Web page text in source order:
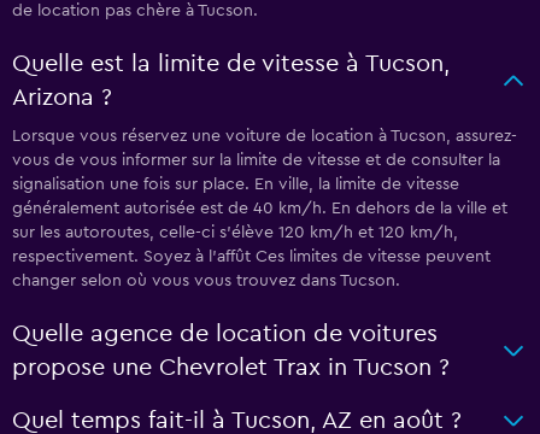
de location pas chère à Tucson.
Quelle est la limite de vitesse à Tucson,
Arizona ?
Lorsque vous réservez une voiture de location à Tucson, assurez-
vous de vous informer sur la limite de vitesse et de consulter la
signalisation une fois sur place. En ville, la limite de vitesse
généralement autorisée est de 40 km/h. En dehors de la ville et
sur les autoroutes, celle-ci s’élève 120 km/h et 120 km/h,
respectivement. Soyez à l'affût Ces limites de vitesse peuvent
changer selon où vous vous trouvez dans Tucson.
Quelle agence de location de voitures
propose une Chevrolet Trax in Tucson ?
Quel temps fait-il à Tucson, AZ en août ?